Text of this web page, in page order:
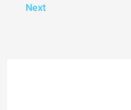
Next